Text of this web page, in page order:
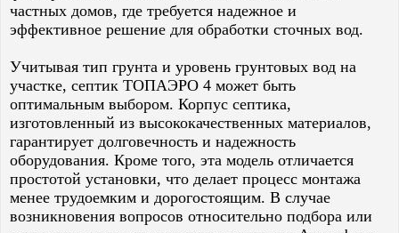
частных домов, где требуется надежное и
эффективное решение для обработки сточных вод.
Учитывая тип грунта и уровень грунтовых вод на
участке, септик TOПАЭРО 4 может быть
оптимальным выбором. Корпус септика,
изготовленный из высококачественных материалов,
гарантирует долговечность и надежность
оборудования. Кроме того, эта модель отличается
простотой установки, что делает процесс монтажа
менее трудоемким и дорогостоящим. В случае
возникновения вопросов относительно подбора или